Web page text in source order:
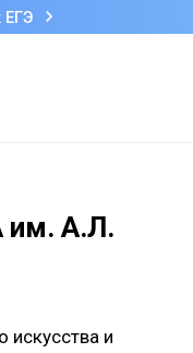
ЕГЭ
им. А.Л.
искусства и